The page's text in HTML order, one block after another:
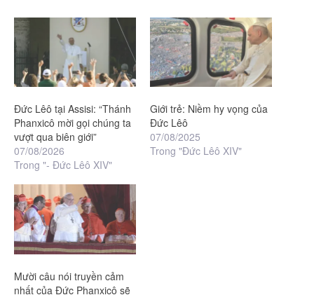
Đức Lêô tại Assisi: “Thánh
Phanxicô mời gọi chúng ta
vượt qua biên giới”
07/08/2026
Trong "- Đức Lêô XIV"
Giới trẻ: Niềm hy vọng của
Đức Lêô
07/08/2025
Trong "Đức Lêô XIV"
Mười câu nói truyền cảm
nhất của Đức Phanxicô sẽ